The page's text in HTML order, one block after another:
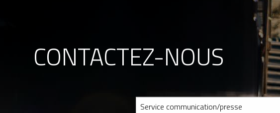
CONTACTEZ-NOUS